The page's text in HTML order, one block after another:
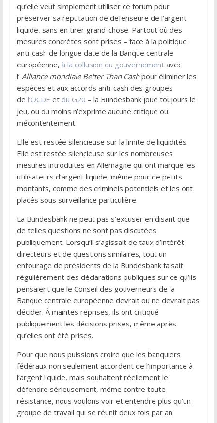
qu’elle veut simplement utiliser ce forum pour
préserver sa réputation de défenseure de l’argent
liquide, sans en tirer grand-chose. Partout où des
mesures concrètes sont prises – face à la politique
anti-cash de longue date de la Banque centrale
européenne, à la collusion du gouvernementavec
l’ Alliance mondiale Better Than Cashpour éliminer les
espèces et aux accords anti-cash des groupes
de l’OCDE et du G20 – la Bundesbank joue toujours le
jeu, ou du moins n’exprime aucune critique ou
mécontentement.
Elle est restée silencieuse sur la limite de liquidités.
Elle est restée silencieuse sur les nombreuses
mesures introduites en Allemagne qui ont marqué les
utilisateurs d’argent liquide, même pour de petits
montants, comme des criminels potentiels et les ont
placés sous surveillance particulière.
La Bundesbank ne peut pas s’excuser en disant que
de telles questions ne sont pas discutées
publiquement. Lorsqu’il s’agissait de taux d’intérêt
directeurs et de questions similaires, tout un
entourage de présidents de la Bundesbank faisait
régulièrement des déclarations publiques sur ce qu’ils
pensaient que le Conseil des gouverneurs de la
Banque centrale européenne devrait ou ne devrait pas
décider. À maintes reprises, ils ont critiqué
publiquement les décisions prises, même après
qu’elles ont été prises.
Pour que nous puissions croire que les banquiers
fédéraux non seulement accordent de l’importance à
l’argent liquide, mais souhaitent réellement le
défendre sérieusement, même contre toute
résistance, nous voulons voir et entendre plus qu’un
groupe de travail qui se réunit deux fois par an.